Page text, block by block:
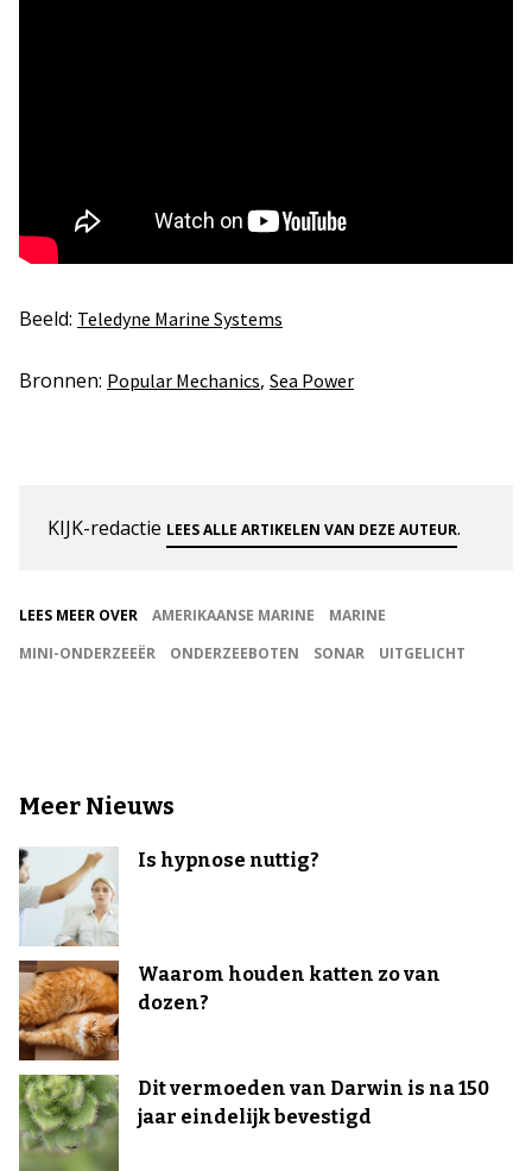
Beeld: Teledyne Marine Systems
Bronnen: Popular Mechanics, Sea Power
KIJK-redactie LEES ALLE ARTIKELEN VAN DEZE AUTEUR.
LEES MEER OVER AMERIKAANSE MARINE
MARINE
MINI-ONDERZEEËR
ONDERZEEBOTEN SONAR UITGELICHT
Meer Nieuws
Is hypnose nuttig?
Waarom houden katten zo van
dozen?
Dit vermoeden van Darwin is na 150
jaar eindelijk bevestigd